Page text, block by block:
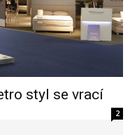
styl se vrací
2